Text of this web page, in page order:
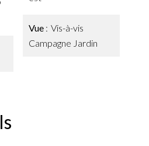
Vue
Vis-à-vis
Campagne Jardin